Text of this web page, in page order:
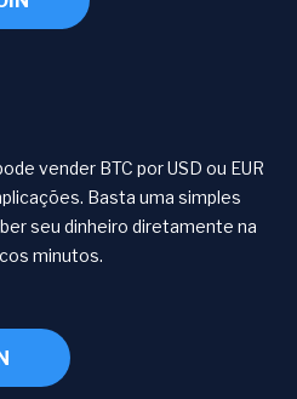
vender BTC por USD ou EUR
Basta uma simples
seu dinheiro diretamente na
minutos.